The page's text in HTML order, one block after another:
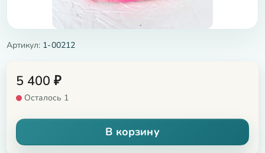
Артикул: 1-00212
5 400 ₽
Осталось 1
В корзину